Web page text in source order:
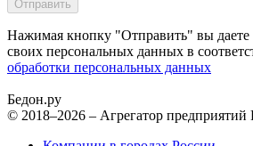
Нажимая кнопку "Отправить" вы даете
своих персональных данных в
обработки персональных данных
Бедон.ру
© 2018–2026 – Агрегатор предприятий